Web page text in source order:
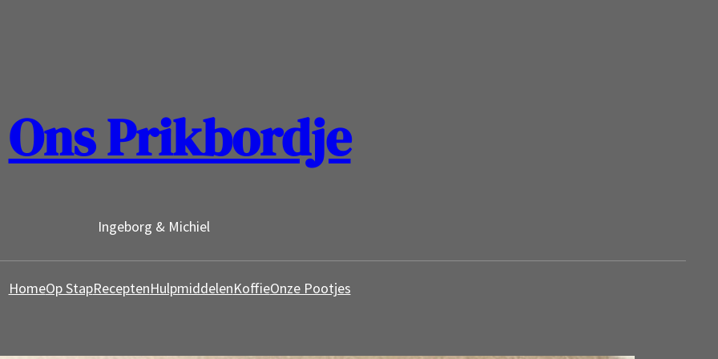
Ons Prikbordje
Ingeborg & Michiel
HomeOp StapReceptenHulpmiddelenKoffieOnze Pootjes